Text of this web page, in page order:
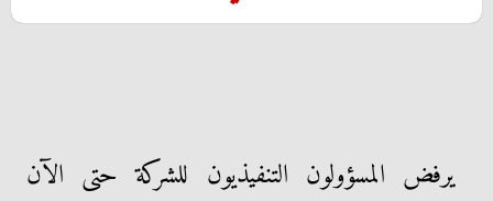
يرفض المسؤولون التنفيذيون للشركة حتى الآن